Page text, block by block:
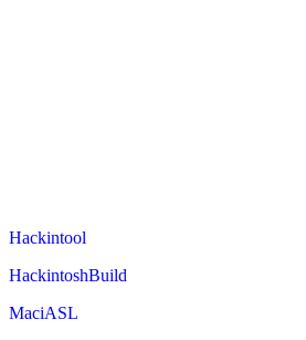
Hackintool
HackintoshBuild
MaciASL